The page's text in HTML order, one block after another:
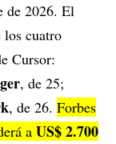
de 2026. El
cuatro
Cursor:
, de 25;
, de 26. Forbes
a US$ 2.700